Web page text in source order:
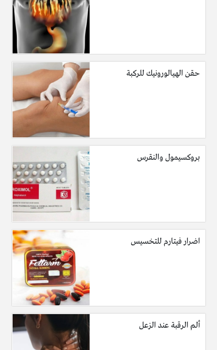
حقن الهيالورونيك للركبة
بروكسيمول والنقرس
اضرار فيتارم للتخسيس
ألم الرقبة عند الزعل